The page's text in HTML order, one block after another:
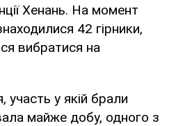
Хенань. На момент
42 гірники,
вибратися на
участь у якій брали
майже добу, одного з